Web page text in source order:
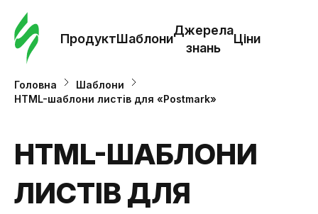
ПродуктШаблони
Джерела
знань
Ціни
Головна
Шаблони
HTML-шаблони листів для «Postmark»
HTML-ШАБЛОНИ
ЛИСТІВ ДЛЯ